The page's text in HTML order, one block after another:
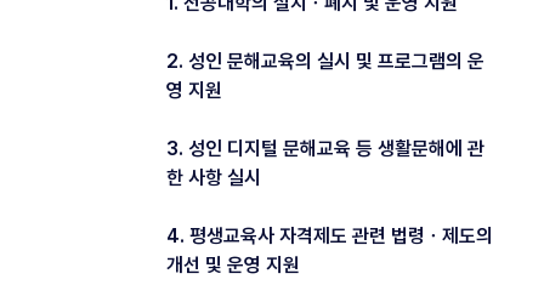
2. 성인 문해교육의 실시 및 프로그램의 운
영 지원
3. 성인 디지털 문해교육 등 생활문해에 관
한 사항 실시
4. 평생교육사 자격제도 관련 법령ㆍ제도의
개선 및 운영 지원